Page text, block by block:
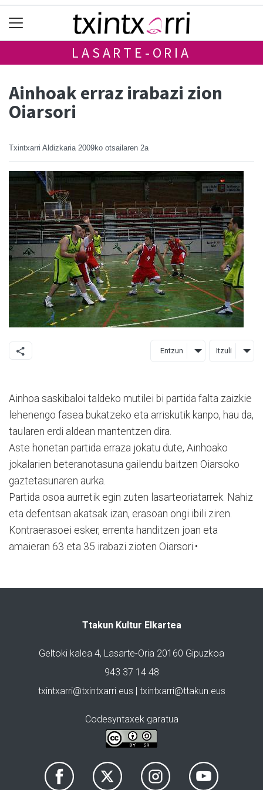
LASARTE-ORIA
Ainhoak erraz irabazi zion
Oiarsori
Txintxarri Aldizkaria 2009ko otsailaren 2a
Entzun Itzuli
Ainhoa saskibaloi taldeko mutilei bi partida falta zaizkie
lehenengo fasea bukatzeko eta arriskutik kanpo, hau da,
taularen erdi aldean mantentzen dira.
Aste honetan partida erraza jokatu dute, Ainhoako
jokalarien beteranotasuna gailendu baitzen Oiarsoko
gaztetasunaren aurka.
Partida osoa aurretik egin zuten lasarteoriatarrek. Nahiz
eta defentsan akatsak izan, erasoan ongi ibili ziren.
Kontraerasoei esker, errenta handitzen joan eta
amaieran 63 eta 35 irabazi zioten Oiarsori.•
Ttakun Kultur Elkartea
Geltoki kalea 4, Lasarte-Oria 20160 Gipuzkoa
943 37 14 48
txintxarri@txintxarri.eus | txintxarri@ttakun.eus
Codesyntaxek garatua